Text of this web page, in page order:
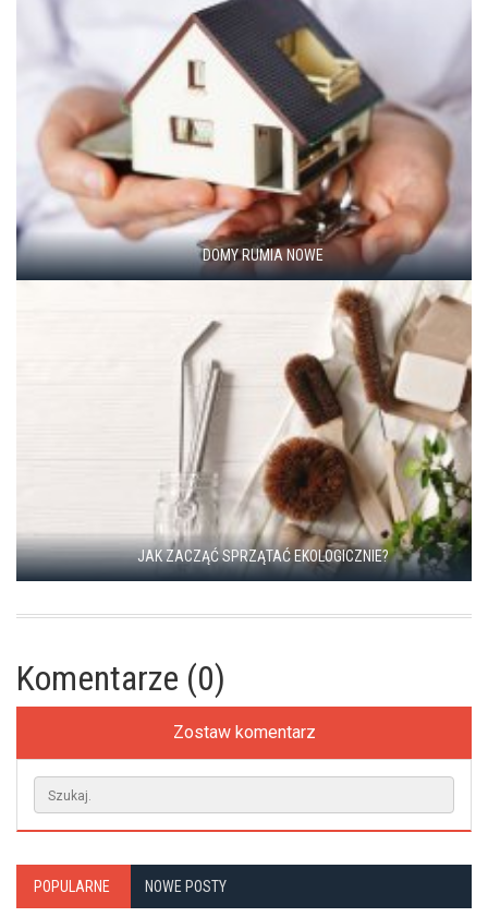
DOMY RUMIA NOWE
JAK ZACZĄĆ SPRZĄTAĆ EKOLOGICZNIE?
Komentarze (0)
Zostaw komentarz
POPULARNE NOWE POSTY